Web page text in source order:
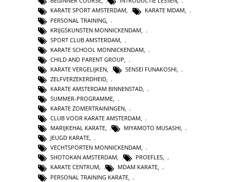
KARATE SPORT AMSTERDAM, KARATE MDAM,
PERSONAL TRAINING
KRIJGSKUNSTEN MONNICKENDAM
SPORT CLUB AMSTERDAM
KARATE SCHOOL MONNICKENDAM
CHILD AND PARENT GROUP
KARATE VERGELIJKEN
SENSEI FUNAKOSHI
ZELFVERZEKERDHEID
KARATE AMSTERDAM BINNENSTAD
SUMMER-PROGRAMME,
KARATE ZOMERTRAININGEN,
CLUB VOOR KARATE AMSTERDAM,
MARIJKEHAL KARATE, MIYAMOTO MUSASHI,
JEUGD KARATE,
VECHTSPORTEN MONNICKENDAM,
SHOTOKAN AMSTERDAM, PROEFLES,
KARATE CENTRUM, MDAM KARATE,
PERSONAL TRAINING KARATE